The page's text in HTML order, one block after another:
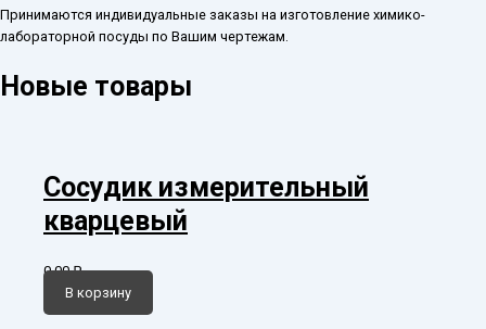
Принимаются индивидуальные заказы на изготовление химико-
лабораторной посуды по Вашим чертежам.
Новые товары
Сосудик измерительный
кварцевый
0,00₽
В корзину